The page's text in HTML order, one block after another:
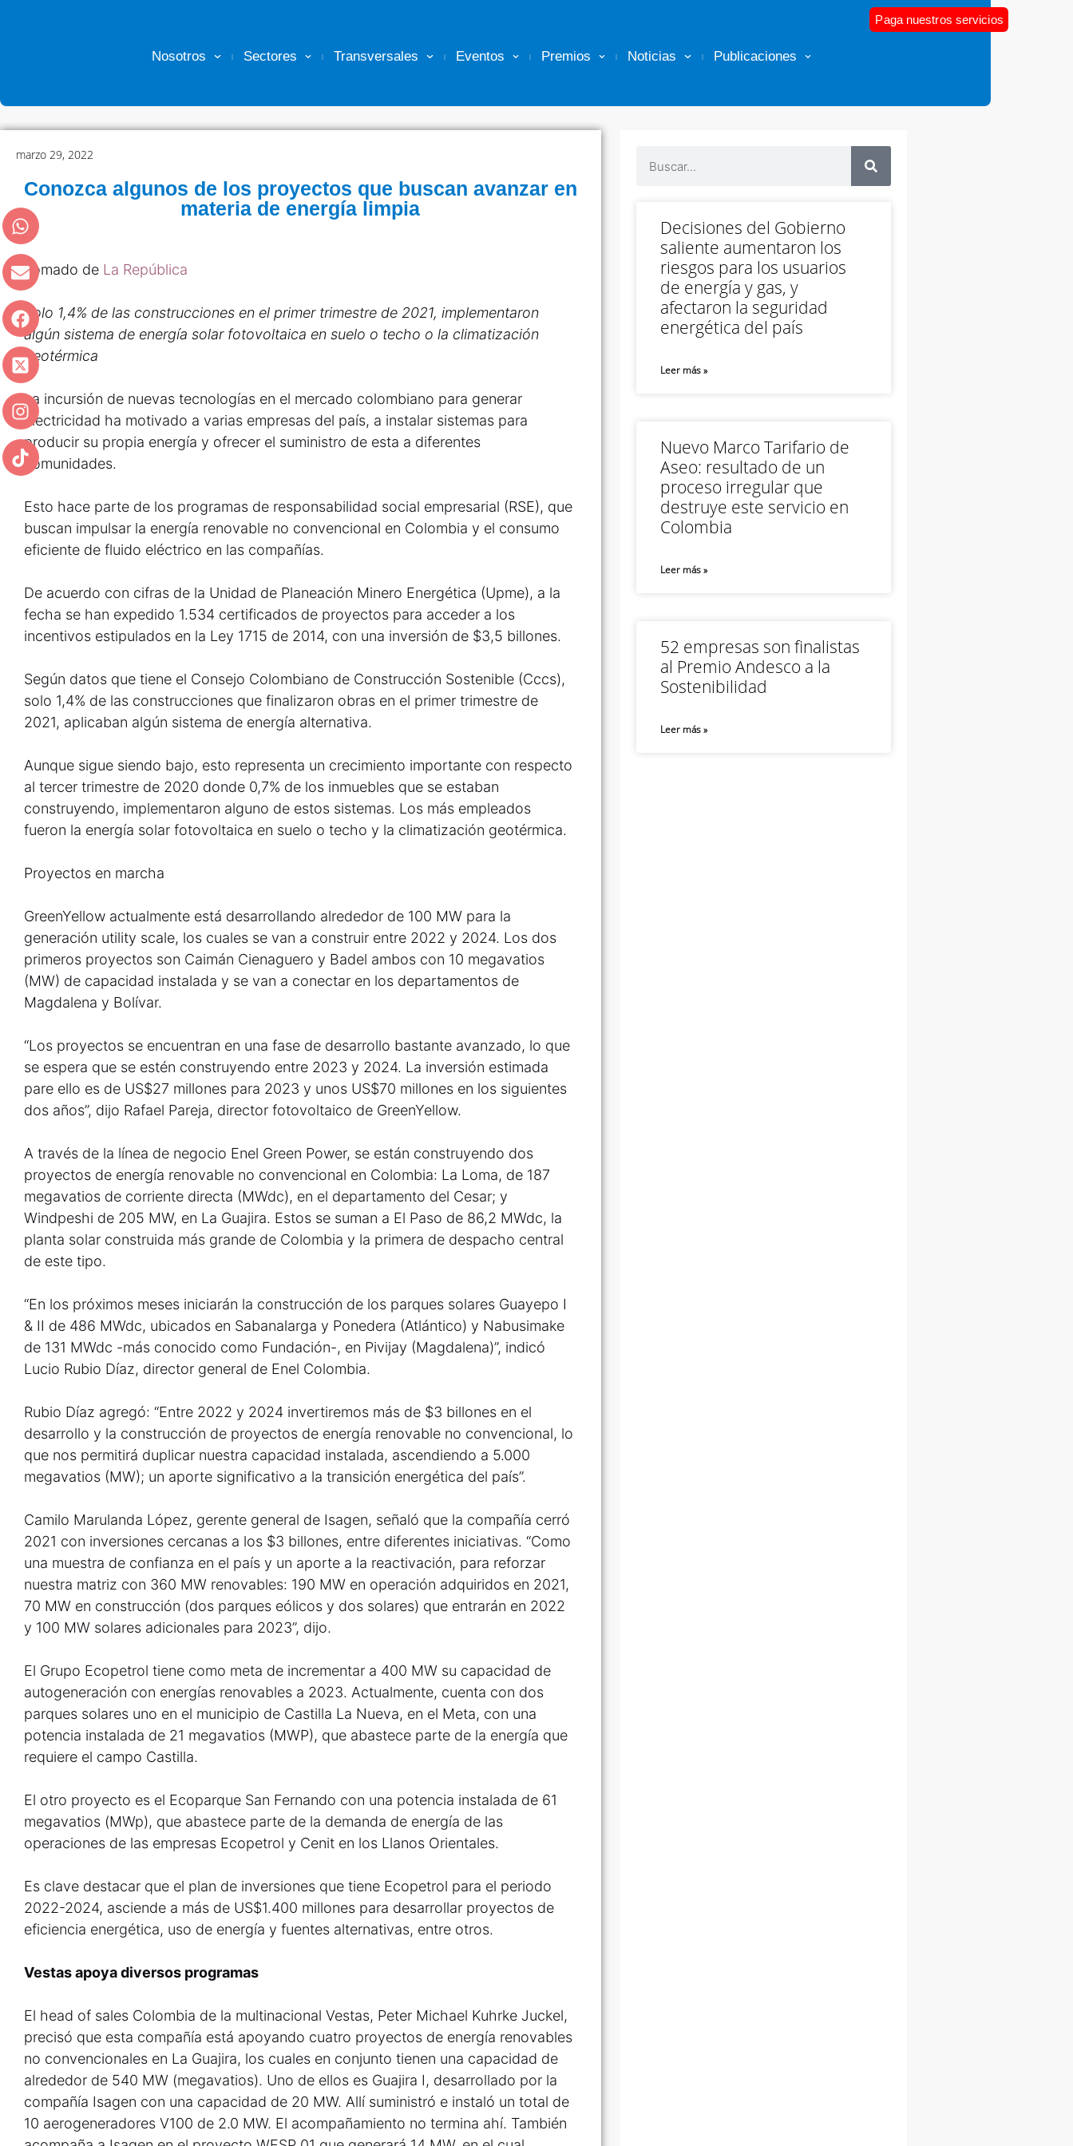
Nosotros Sectores Transversales Eventos Premios Noticias Publicaciones
Paga nuestros servicios
marzo 29, 2022
Conozca algunos de los proyectos que buscan avanzar en
materia de energía limpia
Tomado de La República
Solo 1,4% de las construcciones en el primer trimestre de 2021, implementaron
algún sistema de energía solar fotovoltaica en suelo o techo o la climatización
geotérmica
La incursión de nuevas tecnologías en el mercado colombiano para generar
electricidad ha motivado a varias empresas del país, a instalar sistemas para
producir su propia energía y ofrecer el suministro de esta a diferentes
comunidades.
Esto hace parte de los programas de responsabilidad social empresarial (RSE), que
buscan impulsar la energía renovable no convencional en Colombia y el consumo
eficiente de fluido eléctrico en las compañías.
De acuerdo con cifras de la Unidad de Planeación Minero Energética (Upme), a la
fecha se han expedido 1.534 certificados de proyectos para acceder a los
incentivos estipulados en la Ley 1715 de 2014, con una inversión de $3,5 billones.
Según datos que tiene el Consejo Colombiano de Construcción Sostenible (Cccs),
solo 1,4% de las construcciones que finalizaron obras en el primer trimestre de
2021, aplicaban algún sistema de energía alternativa.
Aunque sigue siendo bajo, esto representa un crecimiento importante con respecto
al tercer trimestre de 2020 donde 0,7% de los inmuebles que se estaban
construyendo, implementaron alguno de estos sistemas. Los más empleados
fueron la energía solar fotovoltaica en suelo o techo y la climatización geotérmica.
Proyectos en marcha
GreenYellow actualmente está desarrollando alrededor de 100 MW para la
generación utility scale, los cuales se van a construir entre 2022 y 2024. Los dos
primeros proyectos son Caimán Cienaguero y Badel ambos con 10 megavatios
(MW) de capacidad instalada y se van a conectar en los departamentos de
Magdalena y Bolívar.
“Los proyectos se encuentran en una fase de desarrollo bastante avanzado, lo que
se espera que se estén construyendo entre 2023 y 2024. La inversión estimada
pare ello es de US$27 millones para 2023 y unos US$70 millones en los siguientes
dos años”, dijo Rafael Pareja, director fotovoltaico de GreenYellow.
A través de la línea de negocio Enel Green Power, se están construyendo dos
proyectos de energía renovable no convencional en Colombia: La Loma, de 187
megavatios de corriente directa (MWdc), en el departamento del Cesar; y
Windpeshi de 205 MW, en La Guajira. Estos se suman a El Paso de 86,2 MWdc, la
planta solar construida más grande de Colombia y la primera de despacho central
de este tipo.
“En los próximos meses iniciarán la construcción de los parques solares Guayepo I
& II de 486 MWdc, ubicados en Sabanalarga y Ponedera (Atlántico) y Nabusimake
de 131 MWdc -más conocido como Fundación-, en Pivijay (Magdalena)”, indicó
Lucio Rubio Díaz, director general de Enel Colombia.
Rubio Díaz agregó: “Entre 2022 y 2024 invertiremos más de $3 billones en el
desarrollo y la construcción de proyectos de energía renovable no convencional, lo
que nos permitirá duplicar nuestra capacidad instalada, ascendiendo a 5.000
megavatios (MW); un aporte significativo a la transición energética del país”.
Camilo Marulanda López, gerente general de Isagen, señaló que la compañía cerró
2021 con inversiones cercanas a los $3 billones, entre diferentes iniciativas. “Como
una muestra de confianza en el país y un aporte a la reactivación, para reforzar
nuestra matriz con 360 MW renovables: 190 MW en operación adquiridos en 2021,
70 MW en construcción (dos parques eólicos y dos solares) que entrarán en 2022
y 100 MW solares adicionales para 2023”, dijo.
El Grupo Ecopetrol tiene como meta de incrementar a 400 MW su capacidad de
autogeneración con energías renovables a 2023. Actualmente, cuenta con dos
parques solares uno en el municipio de Castilla La Nueva, en el Meta, con una
potencia instalada de 21 megavatios (MWP), que abastece parte de la energía que
requiere el campo Castilla.
El otro proyecto es el Ecoparque San Fernando con una potencia instalada de 61
megavatios (MWp), que abastece parte de la demanda de energía de las
operaciones de las empresas Ecopetrol y Cenit en los Llanos Orientales.
Es clave destacar que el plan de inversiones que tiene Ecopetrol para el periodo
2022-2024, asciende a más de US$1.400 millones para desarrollar proyectos de
eficiencia energética, uso de energía y fuentes alternativas, entre otros.
Vestas apoya diversos programas
El head of sales Colombia de la multinacional Vestas, Peter Michael Kuhrke Juckel,
precisó que esta compañía está apoyando cuatro proyectos de energía renovables
no convencionales en La Guajira, los cuales en conjunto tienen una capacidad de
alrededor de 540 MW (megavatios). Uno de ellos es Guajira I, desarrollado por la
compañía Isagen con una capacidad de 20 MW. Allí suministró e instaló un total de
10 aerogeneradores V100 de 2.0 MW. El acompañamiento no termina ahí. También
Decisiones del Gobierno
saliente aumentaron los
riesgos para los usuarios
de energía y gas, y
afectaron la seguridad
energética del país
Leer más »
Nuevo Marco Tarifario de
Aseo: resultado de un
proceso irregular que
destruye este servicio en
Colombia
Leer más »
52 empresas son finalistas
al Premio Andesco a la
Sostenibilidad
Leer más »